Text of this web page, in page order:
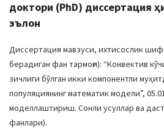
доктори (PhD) диссертация
эълон
Диссертация мавзуси, ихтисослик
берадиган фан тармоғи): “Конвектив
зичлиги бўлган икки компонентли
популяциянинг математик модели”,
моделлаштириш. Сонли усуллар ва
фанлари).